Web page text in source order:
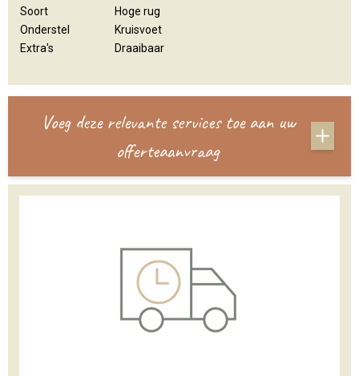
Soort
Hoge rug
Onderstel
Kruisvoet
Extra's
Draaibaar
Voeg deze relevante services toe aan uw
offerteaanvraag